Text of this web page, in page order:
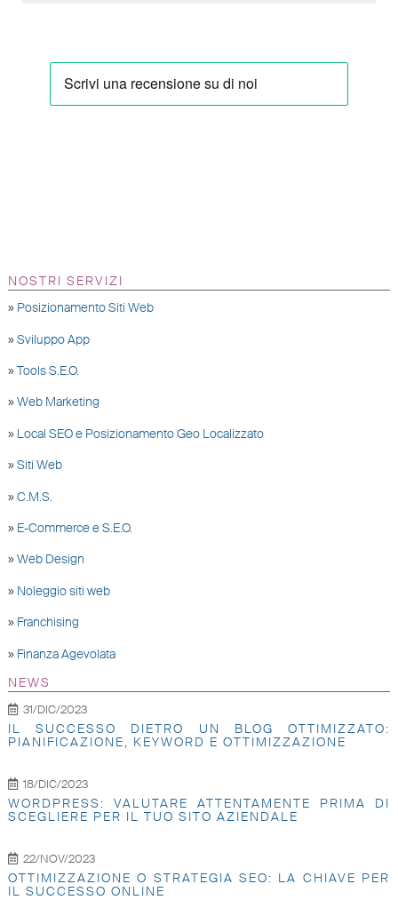
NOSTRI SERVIZI
» Posizionamento Siti Web
» Sviluppo App
» Tools S.E.O.
» Web Marketing
» Local SEO e Posizionamento Geo Localizzato
» Siti Web
» C.M.S.
» E-Commerce e S.E.O.
» Web Design
» Noleggio siti web
» Franchising
» Finanza Agevolata
NEWS
31/DIC/2023
IL SUCCESSO DIETRO UN BLOG OTTIMIZZATO:
PIANIFICAZIONE, KEYWORD E OTTIMIZZAZIONE
18/DIC/2023
WORDPRESS: VALUTARE ATTENTAMENTE PRIMA DI
SCEGLIERE PER IL TUO SITO AZIENDALE
22/NOV/2023
OTTIMIZZAZIONE O STRATEGIA SEO: LA CHIAVE PER
IL SUCCESSO ONLINE